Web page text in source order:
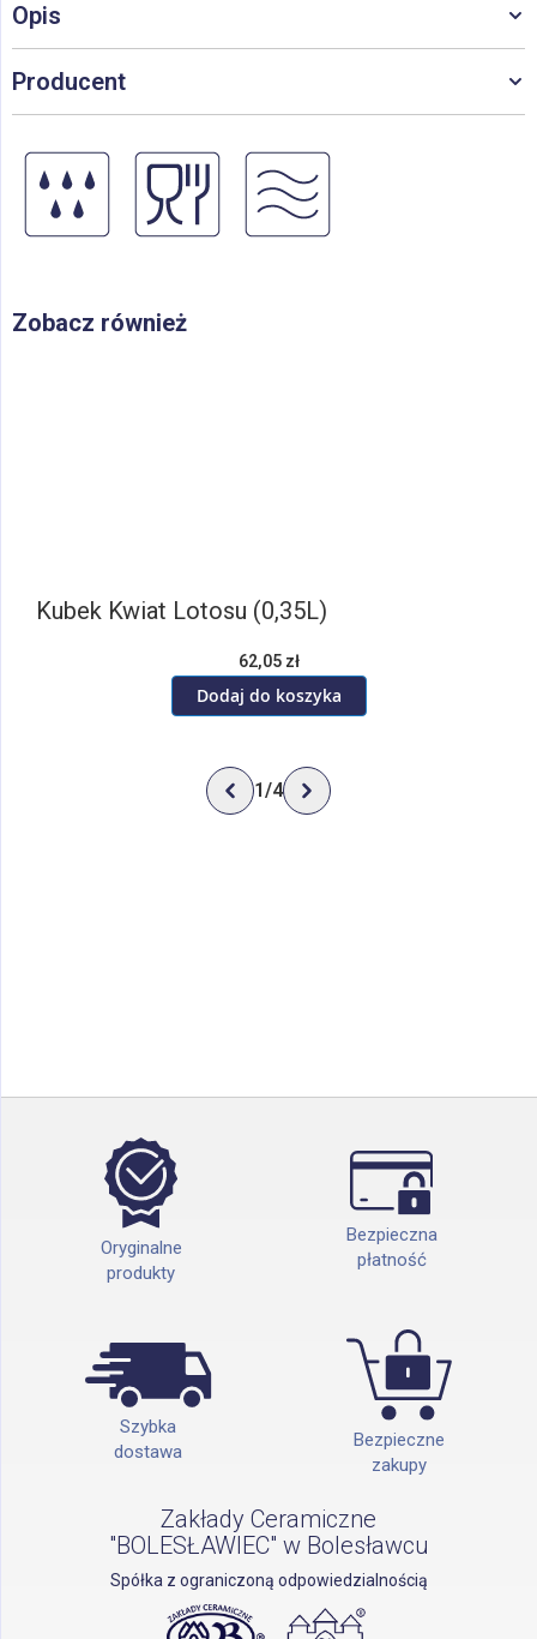
Opis
Producent
Zobacz również
Kubek Kwiat Lotosu (0,35L)
62,05 zł
Dodaj do koszyka
1/4
Oryginalne
produkty
Bezpieczna
płatność
Szybka
dostawa
Bezpieczne
zakupy
Zakłady Ceramiczne
"BOLESŁAWIEC" w Bolesławcu
Spółka z ograniczoną odpowiedzialnością